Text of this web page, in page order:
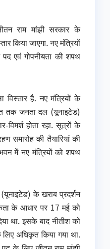
राम मांझी सरकार के
किया जाएगा. नए मंत्रियों
एवं गोपनीयता की शपथ
विस्तार है. नए मंत्रियों के
तक जनता दल (यूनाइटेड)
विमर्श होता रहा. सूत्रों के
समारोह की तैयारियां की
में नए मंत्रियों को शपथ
के खराब प्रदर्शन
के आधार पर 17 मई को
था. इसके बाद नीतीश को
अधिकृत किया गया था.